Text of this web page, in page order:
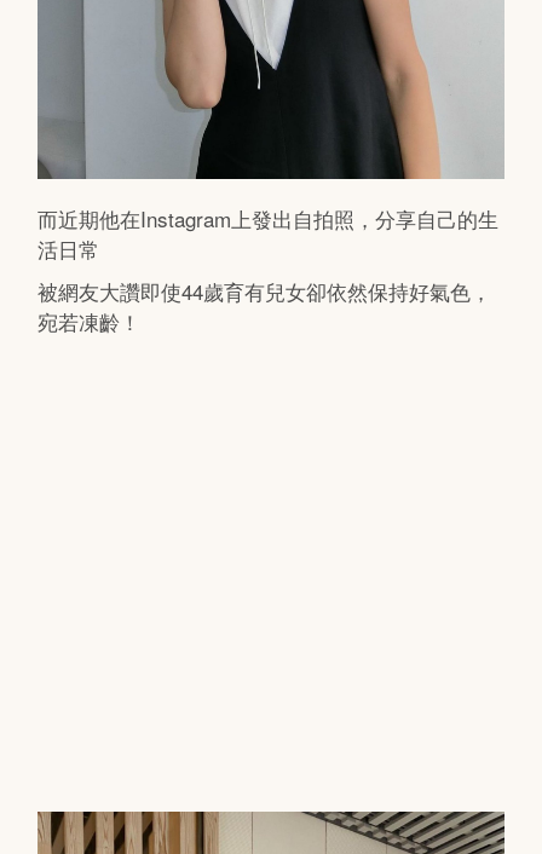
而近期他在Instagram上發出自拍照，分享自己的生
活日常
被網友大讚即使44歲育有兒女卻依然保持好氣色，
宛若凍齡！